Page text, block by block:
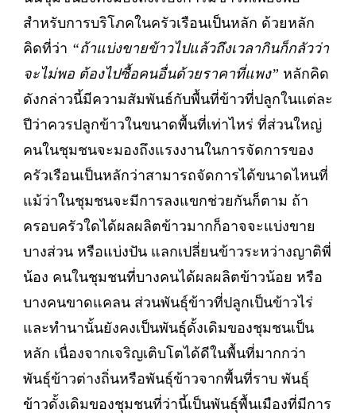
สำหรับการบริโภคในครัวเรือนเป็นหลัก ด้วยหลัก
คิดที่ว่า “ถ้าแบ่งขายข้าวไปแล้วถึงเวลากินก็กลัวว่า
จะไม่พอ ต้องไปซื้อคนอื่นด้วยราคาที่แพง” หลักคิด
ดังกล่าวนี้มีความสัมพันธ์กับพื้นที่ข้าวที่ปลูกในแต่ละ
ปีว่าควรปลูกข้าวในขนาดพื้นที่เท่าไหร่ ที่ส่วนใหญ่
คนในชุมชนจะมองถึงแรงงานในการจัดการของ
ครัวเรือนเป็นหลักว่าสามารถจัดการได้ขนาดไหนที่
แม้ว่าในชุมชนจะมีการลงแขกช่วยกันก็ตาม ถ้า
ครอบครัวใดได้ผลผลิตข้าวมากก็อาจจะแบ่งขาย
บางส่วน หรือแบ่งปัน แลกเปลี่ยนข้าวระหว่างญาติพี่
น้อง คนในชุมชนที่บางคนได้ผลผลิตข้าวน้อย หรือ
บางคนขาดแคลน ส่วนพันธุ์ข้าวที่ปลูกเป็นข้าวไร่
และทำนานั้นยังคงเป็นพันธุ์ดั้งเดิมของชุมชนเป็น
หลัก เนื่องจากเจริญเติบโตได้ดีในพื้นที่มากกว่า
พันธุ์ข้าวต่างถิ่นหรือพันธุ์ข้าวจากพื้นที่ราบ พันธุ์
ข้าวดั้งเดิมของชุมชนที่ว่านี้เป็นพันธุ์พื้นเมืองที่มีการ